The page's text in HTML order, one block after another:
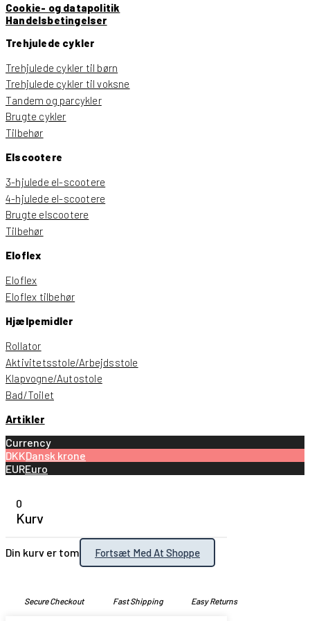
Cookie- og datapolitik
Handelsbetingelser
Trehjulede cykler
Trehjulede cykler til børn
Trehjulede cykler til voksne
Tandem og parcykler
Brugte cykler
Tilbehør
Elscootere
3-hjulede el-scootere
4-hjulede el-scootere
Brugte elscootere
Tilbehør
Eloflex
Eloflex
Eloflex tilbehør
Hjælpemidler
Rollator
Aktivitetsstole/Arbejdsstole
Klapvogne/Autostole
Bad/Toilet
Artikler
Currency
DKKDansk krone
EUREuro
0
Kurv
Din kurv er tom Fortsæt Med At Shoppe
Secure Checkout Fast Shipping Easy Returns